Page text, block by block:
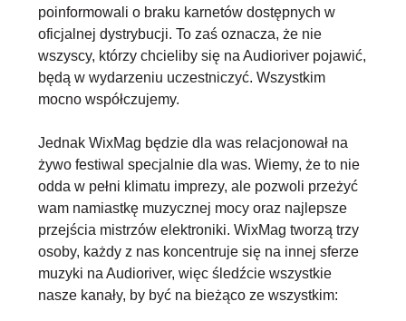
poinformowali o braku karnetów dostępnych w
oficjalnej dystrybucji. To zaś oznacza, że nie
wszyscy, którzy chcieliby się na Audioriver pojawić,
będą w wydarzeniu uczestniczyć. Wszystkim
mocno współczujemy.
Jednak WixMag będzie dla was relacjonował na
żywo festiwal specjalnie dla was. Wiemy, że to nie
odda w pełni klimatu imprezy, ale pozwoli przeżyć
wam namiastkę muzycznej mocy oraz najlepsze
przejścia mistrzów elektroniki. WixMag tworzą trzy
osoby, każdy z nas koncentruje się na innej sferze
muzyki na Audioriver, więc śledźcie wszystkie
nasze kanały, by być na bieżąco ze wszystkim: